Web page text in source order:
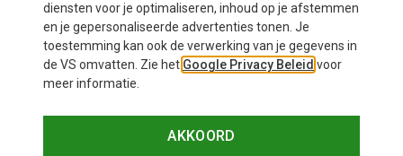
diensten voor je optimaliseren, inhoud op je afstemmen
en je gepersonaliseerde advertenties tonen. Je
toestemming kan ook de verwerking van je gegevens in
de VS omvatten. Zie het Google Privacy Beleid voor
meer informatie.
AKKOORD